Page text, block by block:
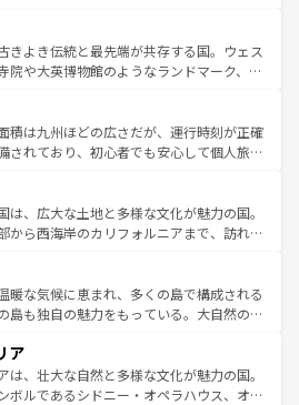
ンの発祥地であるランス、プロヴァンスの
ダー畑など、多彩な楽しみ方が可能だ。さ
の地域にも魅力が溢れており、どの街角に
運ぶとそれぞれで全く異なる文化を体験で
きるだろう。 なお、新着のフランス情報はコンテンツ一覧
い。
は、どこを歩いても飽きることがない。ベ
活気、バイエルン州のアルプスの絶景、そ
いのワイン畑といった風景は必見。ビール
はぜひ体験してほしい。 なお、新着の
ンテンツ一覧を参照してほしい。
きよき伝統と最先端が共存する国。ウェス
院や大英博物館のようなランドマーク、歴
る魅力がある。また、優雅なアフタヌーン
好きにはたまらない英国パブ、サッカー観
からこそできる体験も豊富。イギリスを旅
してほしい。
積は九州ほどの広さだが、運行時刻が正確
されており、初心者でも安心して個人旅行
ま残る町や、スイスならではのユニークな
アルプス観光だけでなく町歩きも満喫する
国民の所得が高いため物価も高いが、旅行
で観光を楽しむこともできる。 なお、新
はコンテンツ一覧 を参照してほしい。
は、広大な土地と多様な文化が魅力の国。
から西海岸のカリフォルニアまで、訪れる
市は、観光、ショッピング、エンターテイ
った刺激的なスポットだ。一方、アメリカ
が広がり、グランドキャニオンやイエロー
リンズでは、音楽と美食が融合した独特の
行者はアメリカの各地域で異なる魅力を楽
の多様性と豊かな歴史を感じることができ
暖な気候に恵まれ、多くの島で構成される
島も独自の魅力をもっている。大自然の神
ない。また、定番の観光地といえばオアフ
自然を求めるならマウイ島やカウアイ島が
ラルドグリーンに輝く海をはじめ、豊かな
ア
は、壮大な自然と多様な文化が魅力の国。
ボルであるシドニー・オペラハウス、オー